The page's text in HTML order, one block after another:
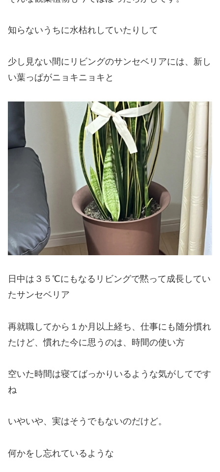
知らないうちに水枯れしていたりして
少し見ない間にリビングのサンセベリアには、新し
い葉っぱがニョキニョキと
日中は３５℃にもなるリビングで黙って成長してい
たサンセベリア
再就職してから１か月以上経ち、仕事にも随分慣れ
たけど、慣れた今に思うのは、時間の使い方
空いた時間は寝てばっかりいるような気がしてです
ね
いやいや、実はそうでもないのだけど。
何かをし忘れているような